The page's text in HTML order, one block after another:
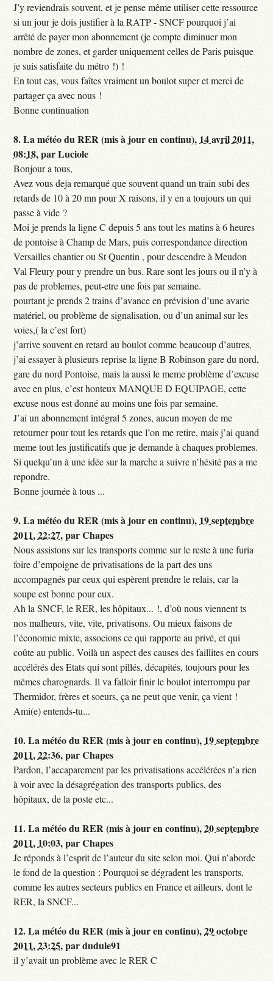
J’y reviendrais souvent, et je pense même utiliser cette ressource
si un jour je dois justifier à la RATP - SNCF pourquoi j’ai
arrêté de payer mon abonnement (je compte diminuer mon
nombre de zones, et garder uniquement celles de Paris puisque
je suis satisfaite du métro !) !
En tout cas, vous faîtes vraiment un boulot super et merci de
partager ça avec nous !
Bonne continuation
8.La météo du RER (mis à jour en continu), 14 avril 2011,
08:18,parLuciole
Bonjour a tous,
Avez vous deja remarqué que souvent quand un train subi des
retards de 10 à 20 mn pour X raisons, il y en a toujours un qui
passe à vide ?
Moi je prends la ligne C depuis 5 ans tout les matins à 6 heures
de pontoise à Champ de Mars, puis correspondance direction
Versailles chantier ou St Quentin , pour descendre à Meudon
Val Fleury pour y prendre un bus. Rare sont les jours ou il n’y à
pas de problemes, peut-etre une fois par semaine.
pourtant je prends 2 trains d’avance en prévision d’une avarie
matériel, ou problème de signalisation, ou d’un animal sur les
voies,( la c’est fort)
j’arrive souvent en retard au boulot comme beaucoup d’autres,
j’ai essayer à plusieurs reprise la ligne B Robinson gare du nord,
gare du nord Pontoise, mais la aussi le meme problème d’excuse
avec en plus, c’est honteux MANQUE D EQUIPAGE, cette
excuse nous est donné au moins une fois par semaine.
J’ai un abonnement intégral 5 zones, aucun moyen de me
retourner pour tout les retards que l’on me retire, mais j’ai quand
meme tout les justificatifs que je demande à chaques problemes.
Si quelqu’un à une idée sur la marche a suivre n’hésité pas a me
repondre.
Bonne journée à tous ...
9.La météo du RER (mis à jour en continu), 19 septembre
2011, 22:27,parChapes
Nous assistons sur les transports comme sur le reste à une furia
foire d’empoigne de privatisations de la part des uns
accompagnés par ceux qui espèrent prendre le relais, car la
soupe est bonne pour eux.
Ah la SNCF, le RER, les hôpitaux... !, d’où nous viennent ts
nos malheurs, vite, vite, privatisons. Ou mieux faisons de
l’économie mixte, associons ce qui rapporte au privé, et qui
coûte au public. Voilà un aspect des causes des faillites en cours
accélérés des Etats qui sont pillés, décapités, toujours pour les
mêmes charognards. Il va falloir finir le boulot interrompu par
Thermidor, frères et soeurs, ça ne peut que venir, ça vient !
Ami(e) entends-tu...
10.La météo du RER (mis à jour en continu), 19 septembre
2011, 22:36,parChapes
Pardon, l’accaparement par les privatisations accélérées n’a rien
à voir avec la désagrégation des transports publics, des
hôpitaux, de la poste etc...
11.La météo du RER (mis à jour en continu),20 septembre
2011, 10:03,parChapes
Je réponds à l’esprit de l’auteur du site selon moi. Qui n’aborde
le fond de la question : Pourquoi se dégradent les transports,
comme les autres secteurs publics en France et ailleurs, dont le
RER, la SNCF...
12.La météo du RER (mis à jour en continu),29 octobre
2011, 23:25,pardudule91
il y’avait un problème avec le RER C